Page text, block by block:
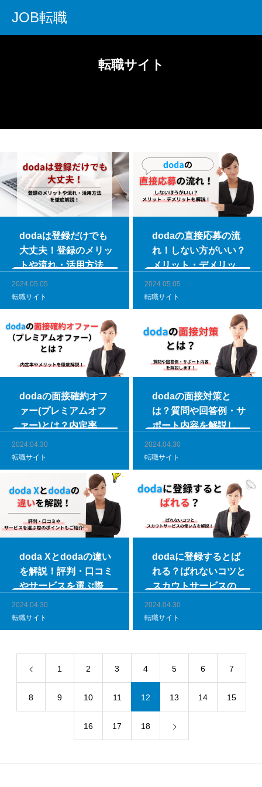
JOB転職
転職サイト
dodaは登録だけでも
大丈夫！登録のメリッ
トや流れ・活用方法を
徹底解説！
2024.05.05
転職サイト
dodaの直接応募の流
れ！しない方がいい？
メリット・デメリット
も解説！
2024.05.05
転職サイト
dodaの面接確約オフ
ァー(プレミアムオフ
ァー)とは？内定率や
メリットを徹底解説！
2024.04.30
転職サイト
dodaの面接対策と
は？質問や回答例・サ
ポート内容を解説しま
す！
2024.04.30
転職サイト
doda Xとdodaの違い
を解説！評判・口コミ
やサービスを選ぶ際の
ポイントもご紹介
2024.04.30
転職サイト
dodaに登録するとば
れる？ばれないコツと
スカウトサービスの使
い方を解説！
2024.04.30
転職サイト
1 2 3 4 5 6 7
8 9 10 11 12 13 14 15
16 17 18